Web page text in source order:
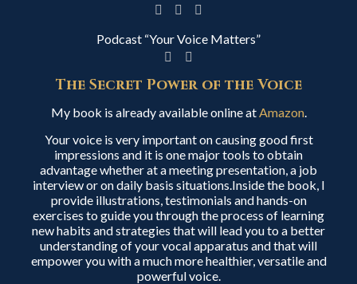
Podcast “Your Voice Matters”
The Secret Power of the Voice
My book is already available online atAmazon.
Your voice is very important on causing good first
impressions and it is one major tools to obtain
advantage whether at a meeting presentation, a job
interview or on daily basis situations.Inside the book, I
provide illustrations, testimonials and hands-on
exercises to guide you through the process of learning
new habits and strategies that will lead you to a better
understanding of your vocal apparatus and that will
empower you with a much more healthier, versatile and
powerful voice.